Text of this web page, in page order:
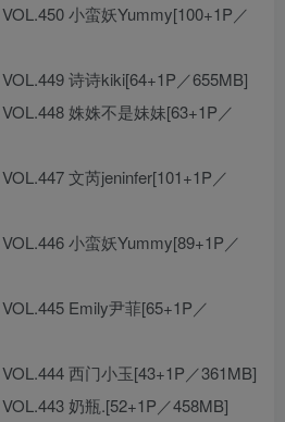
小蛮妖Yummy[100+1P／
诗诗kiki[64+1P／655MB]
姝姝不是妹妹[63+1P／
文芮jeninfer[101+1P／
小蛮妖Yummy[89+1P／
Emily尹菲[65+1P／
西门小玉[43+1P／361MB]
奶瓶.[52+1P／458MB]